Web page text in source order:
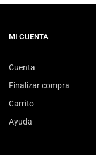
MI CUENTA
Cuenta
Finalizar compra
Carrito
Ayuda